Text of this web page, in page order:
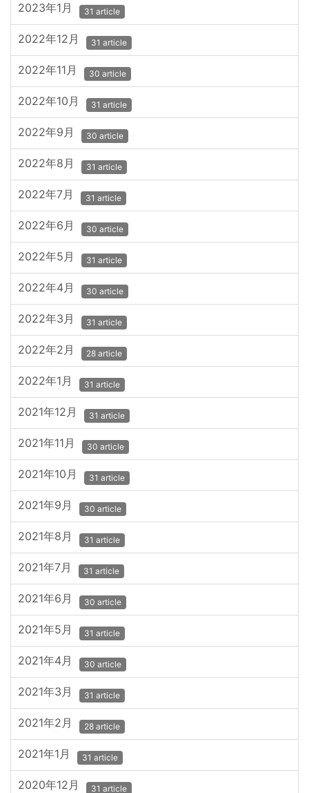
2023年1月 31 article
2022年12月 31 article
2022年11月 30 article
2022年10月 31 article
2022年9月 30 article
2022年8月 31 article
2022年7月 31 article
2022年6月 30 article
2022年5月 31 article
2022年4月 30 article
2022年3月 31 article
2022年2月 28 article
2022年1月 31 article
2021年12月 31 article
2021年11月 30 article
2021年10月 31 article
2021年9月 30 article
2021年8月 31 article
2021年7月 31 article
2021年6月 30 article
2021年5月 31 article
2021年4月 30 article
2021年3月 31 article
2021年2月 28 article
2021年1月 31 article
2020年12月 31 article